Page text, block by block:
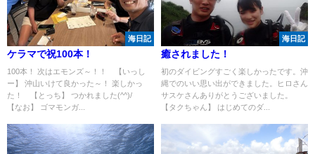
海日記
ケラマで祝100本！
100本！ 次はエモンズ～！！ 【いっし
ー】 沖山いけて良かった～！ 楽しかっ
た！ 【とっち】 つかれました(^^)/
【なお】 ゴマモンガ...
海日記
癒されました！
初のダイビングすごく楽しかったです。沖
縄でのいい思い出ができました。ヒロさん
サスケさんありがとうございました。
【タクちゃん】 はじめてのダ...